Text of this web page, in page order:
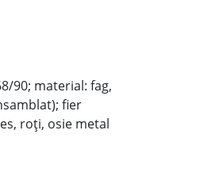
90; material: fag,
fier
roţi, osie metal